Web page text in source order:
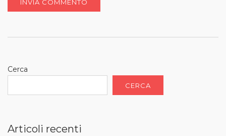
Cerca
CERCA
Articoli recenti